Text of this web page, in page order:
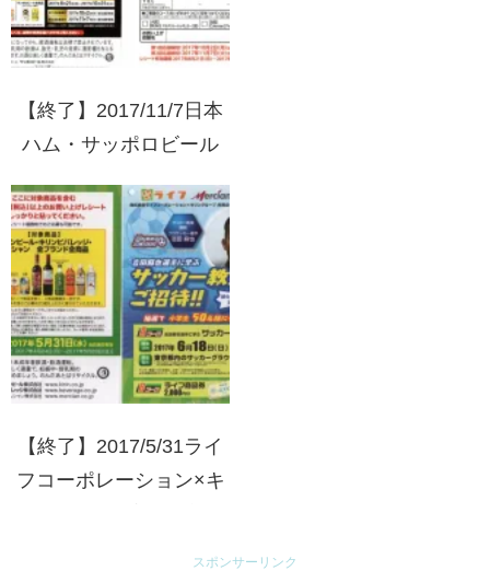
【終了】2017/11/7日本
ハム・サッポロビール
ペーン
【終了】2017/5/31ライ
フコーポレーション×キ
スポンサーリンク